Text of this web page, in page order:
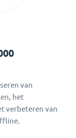
van
het
verbeteren van